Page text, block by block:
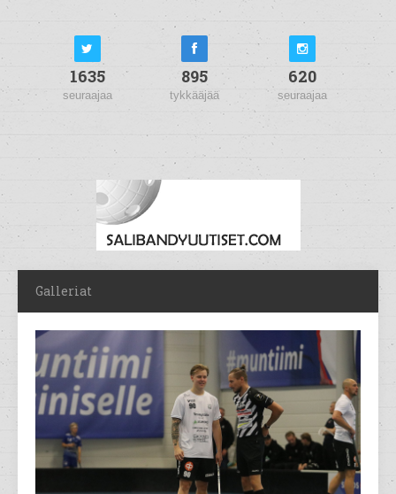
1635
seuraajaa
895
tykkääjää
620
seuraajaa
Galleriat